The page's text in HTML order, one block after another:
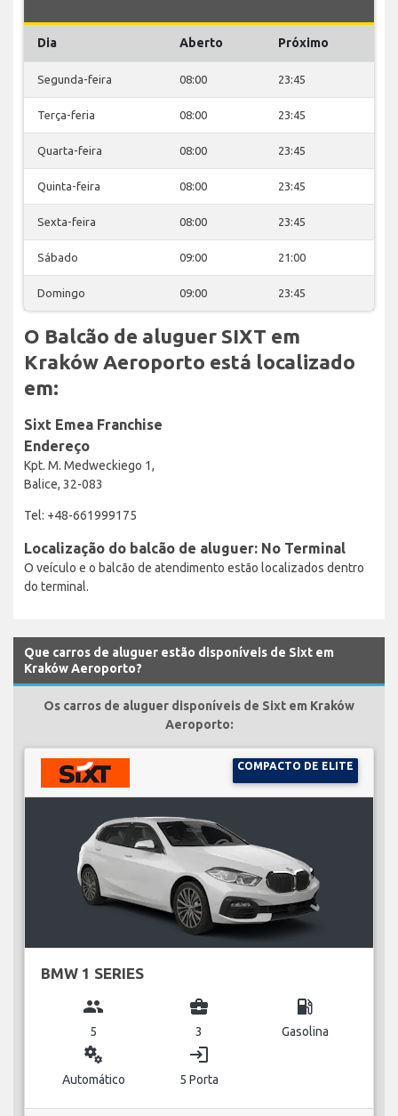
Dia Aberto Próximo
Segunda-feira 08:00 23:45
Terça-feria 08:00 23:45
Quarta-feira 08:00 23:45
Quinta-feira 08:00 23:45
Sexta-feira 08:00 23:45
Sábado 09:00 21:00
Domingo 09:00 23:45
O Balcão de aluguer SIXT em
Kraków Aeroporto está localizado
em:
Sixt Emea Franchise
Endereço
Kpt. M. Medweckiego 1,
Balice, 32-083
Tel: +48-661999175
Localização do balcão de aluguer: No Terminal
O veículo e o balcão de atendimento estão localizados dentro
do terminal.
Que carros de aluguer estão disponíveis de Sixt em
Kraków Aeroporto?
Os carros de aluguer disponíveis de Sixt em Kraków
Aeroporto:
COMPACTO DE ELITE
BMW 1 SERIES
group
5
business_center
3
local_gas_station
Gasolina
miscellaneous_services
Automático
login
5 Porta